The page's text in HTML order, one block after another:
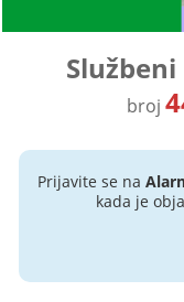
broj
Prijavite se na
kada je